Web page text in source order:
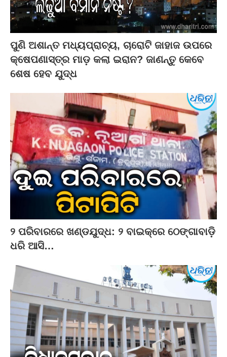
ପୁଣି ଅଶାନ୍ତ ମଧ୍ୟପ୍ରାଚ୍ୟ, ଚାରୋଟି ଜାହାଜ ଉପରେ
କ୍ଷେପଣାସ୍ତ୍ର ମାଡ଼ କଲା ଇରାନ? ଜାଣନ୍ତୁ କେବେ
ଶେଷ ହେବ ଯୁଦ୍ଧ
୨ ପରିବାରରେ ଖଣ୍ଡଯୁଦ୍ଧ: ୨ ବାଇକ୍‌ରେ ଠେଙ୍ଗାବାଡ଼ି
ଧରି ଆସି…